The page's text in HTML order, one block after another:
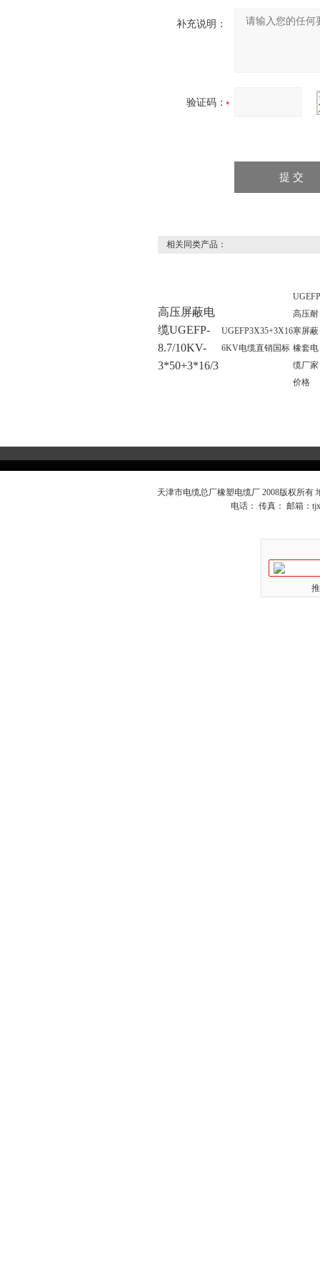
补充说明：
验证码：
相关同类产品：
高压屏蔽电
缆UGEFP-
8.7/10KV-
3*50+3*16/3
UGEFP3X35+3X16
6KV电缆直销国标
UGEFP
高压耐
寒屏蔽
橡套电
缆厂家
价格
天津市电缆总厂橡塑电缆厂 2008版权所
电话： 传真： 邮箱：